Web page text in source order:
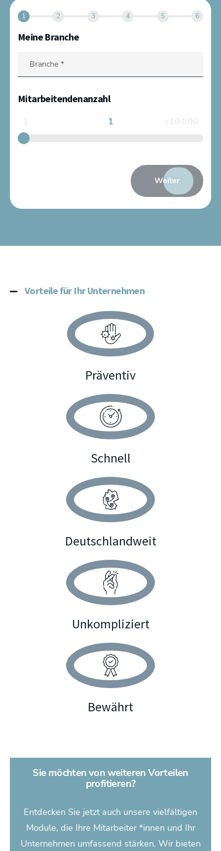
1 2 3 4 5 6
Meine Branche
Mitarbeitendenanzahl
1
Weiter
Vorteile für Ihr Unternehmen
Präventiv
Schnell
Deutschlandweit
Unkompliziert
Bewährt
Sie möchten von weiteren Vorteilen
profitieren?
Entdecken Sie jetzt auch unsere vielfältigen
Module, die Ihre Mitarbeiter *innen und Ihr
Unternehmen umfassend stärken. Wir bieten